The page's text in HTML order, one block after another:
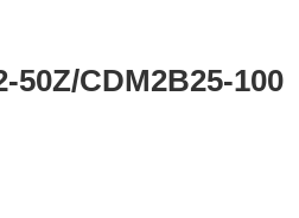
50Z/CDM2B25-100